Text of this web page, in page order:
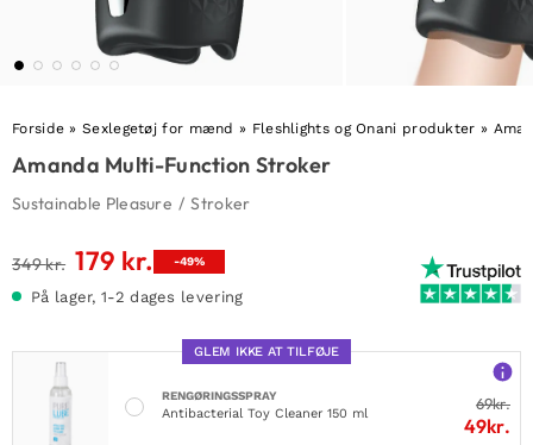
Forside »Sexlegetøj for mænd » Fleshlights og Onani produkter »
Amanda Multi-Function Stroker
Sustainable Pleasure / Stroker
349kr. Den
pris
179 kr. Den
pris
179 kr..
-49%
På lager, 1-2 dages levering
GLEM IKKE AT TILFØJE
RENGØRINGSSPRAY
Antibacterial Toy Cleaner 150 ml
69kr.
49kr.